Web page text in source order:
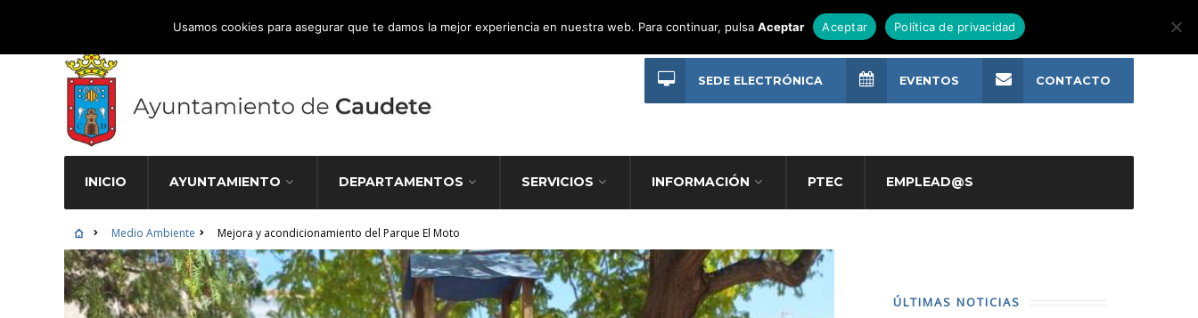
Atención Ciudadana 965 827 000
INICIO AYUNTAMIENTO DEPARTAMENTOS SERVICIOS INFORMACIÓN PTEC EMPLEAD@S
SEDE ELECTRÓNICA EVENTOS CONTACTO
Medio Ambiente Mejora y acondicionamiento del Parque El Moto
ÚLTIMAS NOTICIAS
Usamos cookies para asegurar que te damos la mejor experiencia en nuestra web. Para continuar, pulsaAceptar Aceptar Política de privacidad